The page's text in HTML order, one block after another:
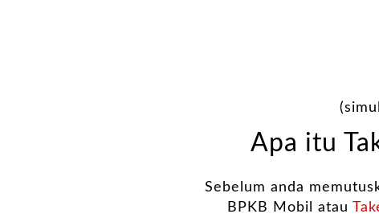
Apa itu
Sebelum anda
BPKB Mobil atau